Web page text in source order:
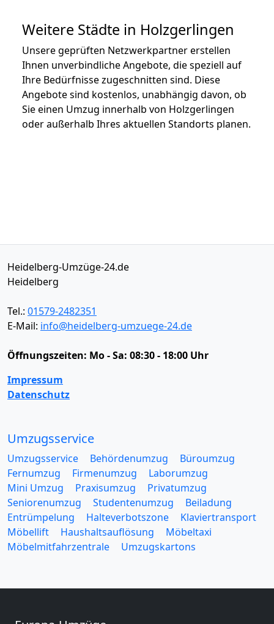
Weitere Städte in Holzgerlingen
Unsere geprüften Netzwerkpartner erstellen
Ihnen unverbindliche Angebote, die speziell auf
Ihre Bedürfnisse zugeschnitten sind. Diese
Angebote sind kostenlos, unabhängig davon, ob
Sie einen Umzug innerhalb von Holzgerlingen
oder außerhalb Ihres aktuellen Standorts planen.
Heidelberg-Umzüge-24.de
Heidelberg
Tel.: 01579-2482351
E-Mail: info@heidelberg-umzuege-24.de
Öffnungszeiten: Mo - Sa: 08:30 - 18:00 Uhr
Impressum
Datenschutz
Umzugsservice
Umzugsservice Behördenumzug
Büroumzug
Fernumzug
Firmenumzug
Laborumzug
Mini Umzug
Praxisumzug
Privatumzug
Seniorenumzug
Studentenumzug
Beiladung
Entrümpelung
Halteverbotszone
Klaviertransport
Möbellift
Haushaltsauflösung
Möbeltaxi
Möbelmitfahrzentrale
Umzugskartons